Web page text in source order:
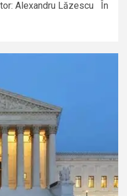
Alexandru Lăzescu În